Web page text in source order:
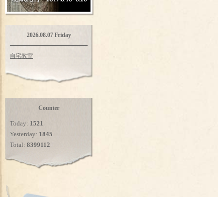
2026.08.07 Friday
自宅教室
Counter
Today: 1521
Yesterday: 1845
Total: 8399112